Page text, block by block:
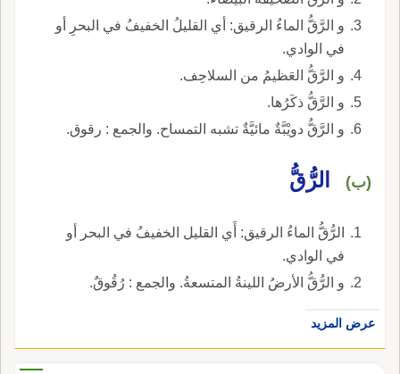
و الرَّقُّ الماءُ الرقيق: أي القليلُ الخفيفُ في البحرِ أو
في الوادي.
و الرَّقُّ العَظيمُ من السلاحِف.
و الرَّقُّ ذكَرُها.
و الرَّقُّ دويْبَّةٌ مائيَّةٌ تشبه التمساح. والجمع : رقوق.
(ب) الرُّقُّ
الرُّقُّ الماءُ الرقيق: أَي القليل الخفيفُ في البحر أو
في الوادي.
و الرُّقُّ الأرضُ اللينةُ المتسعةُ. والجمع : رُقُوقٌ.
عرض المزيد